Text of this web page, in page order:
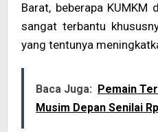
Barat, beberapa KUMKM
sangat terbantu
yang tentunya
Baca Juga: Pemain
Musim Depan Senilai